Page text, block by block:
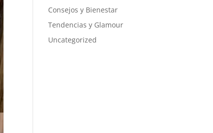
Consejos y Bienestar
Tendencias y Glamour
Uncategorized